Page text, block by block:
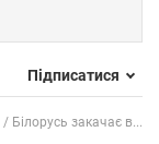
Підписатися
Білорусь закачає в...